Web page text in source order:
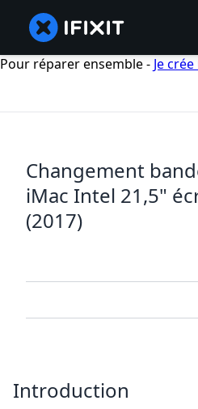
Pour réparer ensemble - Je
Changement
iMac Intel 21,5"
(2017)
Introduction